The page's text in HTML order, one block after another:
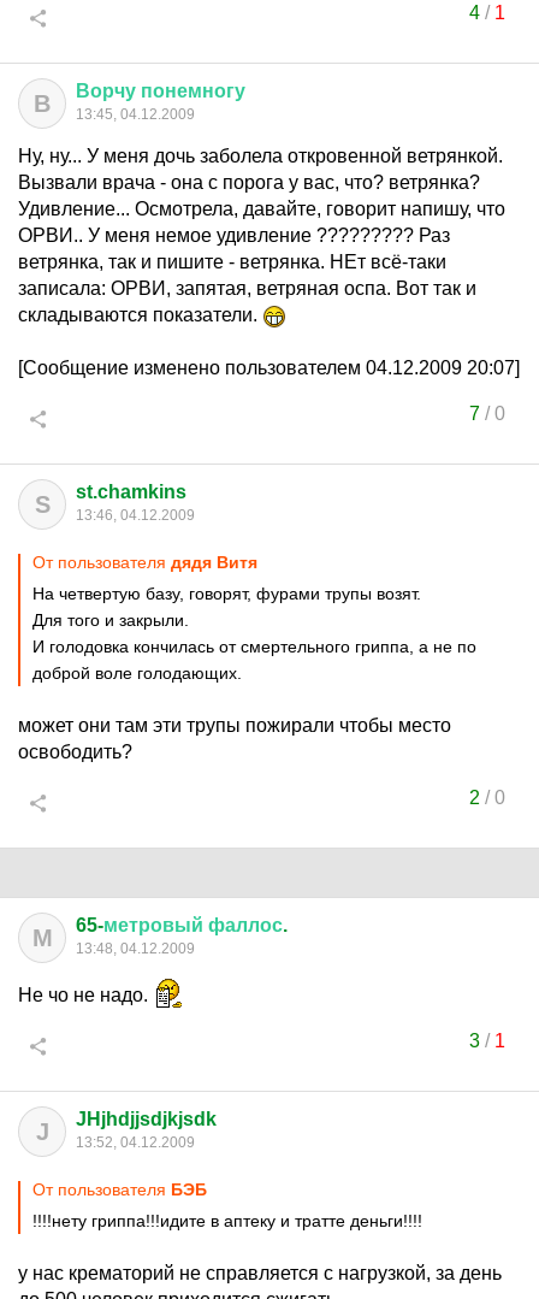
4/ 1
В Ворчу понемногу
13:45, 04.12.2009
Ну, ну... У меня дочь заболела откровенной ветрянкой.
Вызвали врача - она с порога у вас, что? ветрянка?
Удивление... Осмотрела, давайте, говорит напишу, что
ОРВИ.. У меня немое удивление ????????? Раз
ветрянка, так и пишите - ветрянка. НЕт всё-таки
записала: ОРВИ, запятая, ветряная оспа. Вот так и
складываются показатели.
[Сообщение изменено пользователем 04.12.2009 20:07]
7/0
S st.chamkins
13:46, 04.12.2009
От пользователя дядя Витя
На четвертую базу, говорят, фурами трупы возят.
Для того и закрыли.
И голодовка кончилась от смертельного гриппа, а не по
доброй воле голодающих.
может они там эти трупы пожирали чтобы место
освободить?
2 /0
М 65-метровый фаллос.
13:48, 04.12.2009
Не чо не надо.
3/ 1
J JHjhdjjsdjkjsdk
13:52, 04.12.2009
От пользователя БЭБ
!!!!нету гриппа!!!идите в аптеку и тратте деньги!!!!
у нас крематорий не справляется с нагрузкой, за день